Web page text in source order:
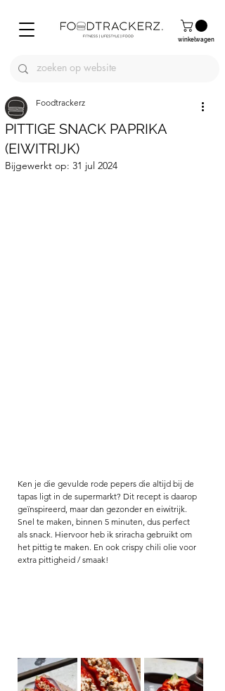
winkelwagen
PITTIGE SNACK PAPRIKA
(EIWITRIJK)
Foodtrackerz
Bijgewerkt op: 31 jul 2024
Ken je die gevulde rode pepers die altijd bij de
tapas ligt in de supermarkt? Dit recept is daarop
geïnspireerd, maar dan gezonder en eiwitrijk.
Snel te maken, binnen 5 minuten, dus perfect
als snack. Hiervoor heb ik sriracha gebruikt om
het pittig te maken. En ook crispy chili olie voor
extra pittigheid / smaak!